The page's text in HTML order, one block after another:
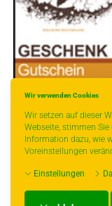
Wir verwenden Cookies
Wir setzen auf dieser
Webseite, stimmen
Information dazu, wie
Voreinstellungen
Einstellungen
* gilt für Lieferungen
entnehmen Sie bitte der